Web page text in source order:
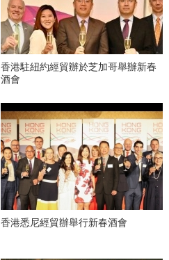
香港駐紐約經貿辦於芝加哥舉辦新春
酒會
香港悉尼經貿辦舉行新春酒會